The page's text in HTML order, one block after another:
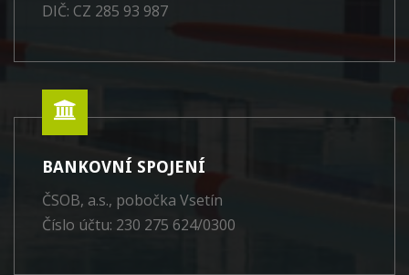
DIČ: CZ 285 93 987
BANKOVNÍ SPOJENÍ
ČSOB, a.s., pobočka Vsetín
Číslo účtu: 230 275 624/0300